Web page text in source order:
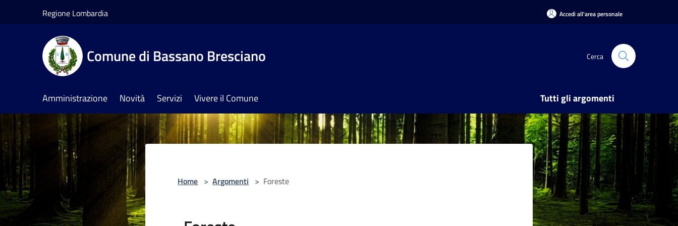
Regione Lombardia Accedi all'area personale
Comune di Bassano Bresciano Cerca
Amministrazione Novità Servizi Vivere il Comune Tutti gli argomenti
Home > Argomenti > Foreste